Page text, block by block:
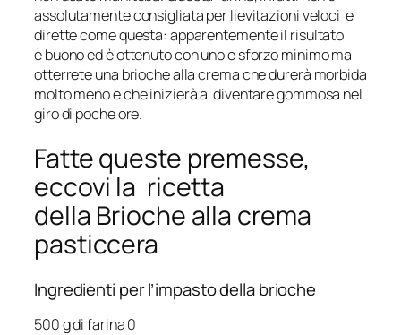
assolutamente consigliata per lievitazioni veloci e
dirette come questa: apparentemente il risultato
è buono ed è ottenuto con uno e sforzo minimo ma
otterrete una brioche alla crema che durerà morbida
molto meno e che inizierà a diventare gommosa nel
giro di poche ore.
Fatte queste premesse,
eccovi la ricetta
della Brioche alla crema
pasticcera
Ingredienti per l’impasto della brioche
500 g di farina 0